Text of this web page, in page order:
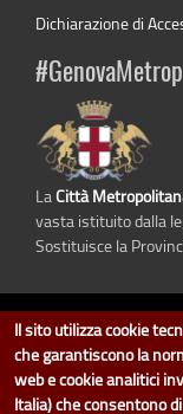
Dichiarazione di
LaCittà
vasta istituito dalla
Sostituisce la
Il design e la gestione
Il sito utilizza cookie
che garantiscono la
web e cookie analitici
Italia) che consentono